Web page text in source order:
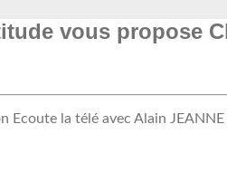
vous propose
Ecoute la télé avec Alain JEANNE